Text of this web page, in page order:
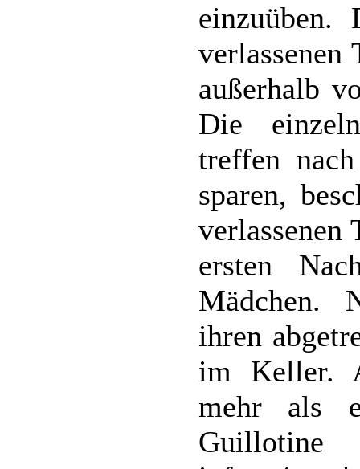
außerhalb
Die
treffen
sparen,
verlassenen
ersten
Mädchen.
ihren
im Keller.
mehr als